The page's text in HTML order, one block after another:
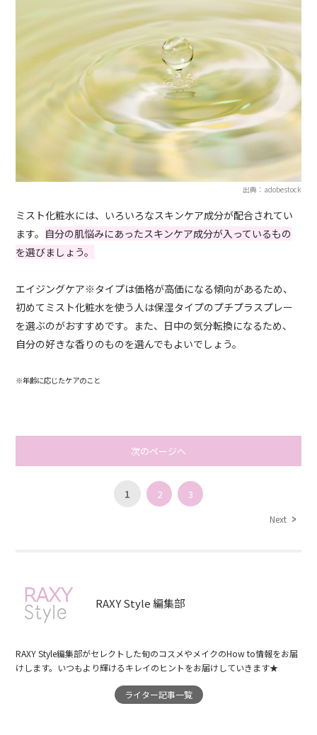
出典：adobestock
ミスト化粧水には、いろいろなスキンケア成分が配合されてい
ます。 自分の肌悩みにあったスキンケア成分が入っているもの
を選びましょう。
エイジングケア※タイプは価格が高価になる傾向があるため、
初めてミスト化粧水を使う人は保湿タイプのプチプラスプレー
を選ぶのがおすすめです。また、日中の気分転換になるため、
自分の好きな香りのものを選んでもよいでしょう。
※年齢に応じたケアのこと
次のページへ
1 2 3
Next
RAXY Style 編集部
RAXY Style編集部がセレクトした旬のコスメやメイクのHow to情報をお届
けします。いつもより輝けるキレイのヒントをお届けしていきます★
ライター記事一覧